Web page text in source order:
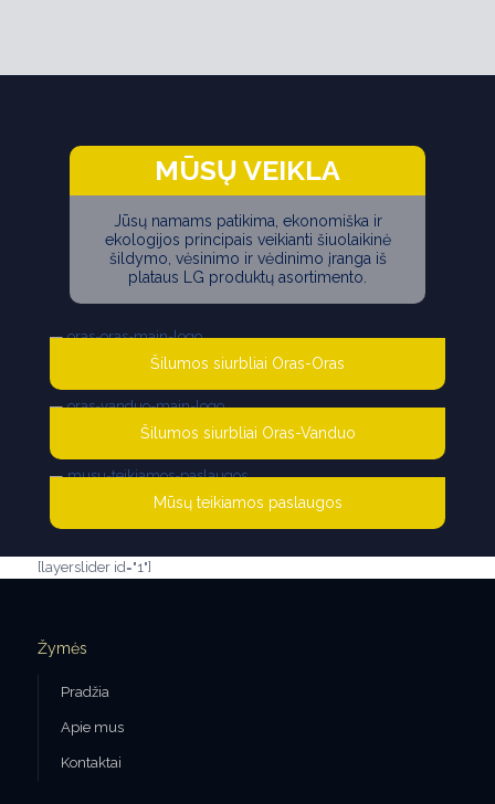
MŪSŲ VEIKLA
Jūsų namams patikima, ekonomiška ir
ekologijos principais veikianti šiuolaikinė
šildymo, vėsinimo ir vėdinimo įranga iš
plataus LG produktų asortimento.
Šilumos siurbliai Oras-Oras
Šilumos siurbliai Oras-Vanduo
Mūsų teikiamos paslaugos
[layerslider id="1"]
Žymės
Pradžia
Apie mus
Kontaktai